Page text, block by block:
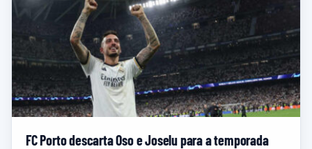
FC Porto descarta Oso e Joselu para a temporada